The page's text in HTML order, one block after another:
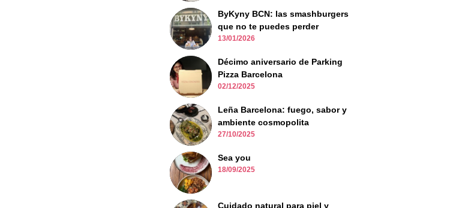
ByKyny BCN: las smashburgers
que no te puedes perder
13/01/2026
Décimo aniversario de Parking
Pizza Barcelona
02/12/2025
Leña Barcelona: fuego, sabor y
ambiente cosmopolita
27/10/2025
Sea you
18/09/2025
Cuidado natural para piel y